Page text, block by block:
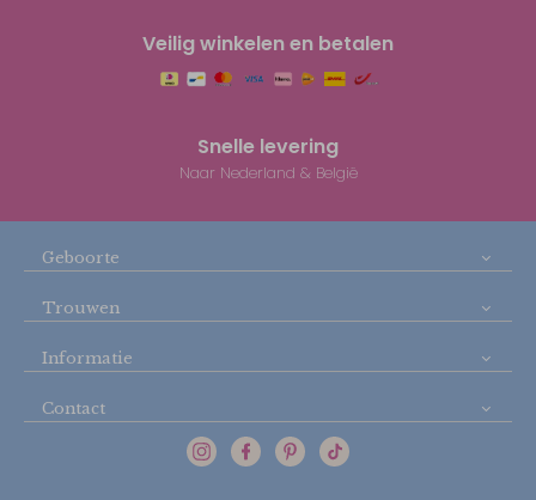
Veilig winkelen en betalen
Snelle levering
Naar Nederland & België
Geboorte
Trouwen
Informatie
Contact